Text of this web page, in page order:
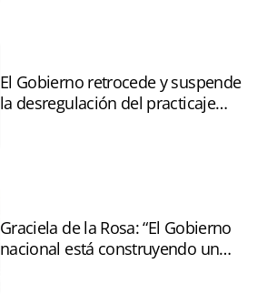
El Gobierno retrocede y suspende
la desregulación del practicaje
Graciela de la Rosa: “El Gobierno
nacional está construyendo un